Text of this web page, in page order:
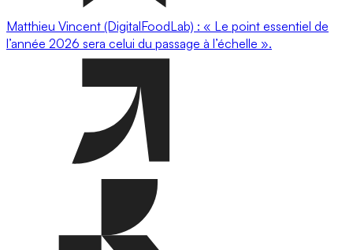
Matthieu Vincent (DigitalFoodLab) : « Le point essentiel de
l’année 2026 sera celui du passage à l’échelle ».